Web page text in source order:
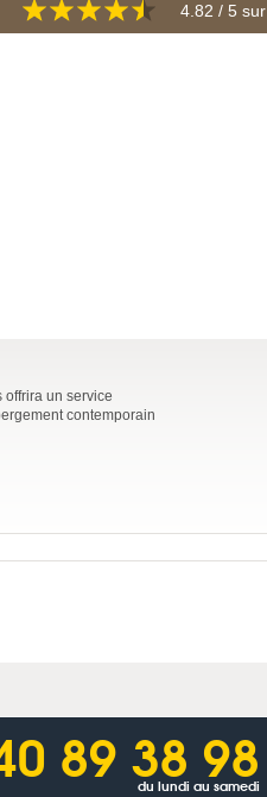
4.82 / 5 sur
offrira un service
contemporain
89 38 98
du lundi au samedi